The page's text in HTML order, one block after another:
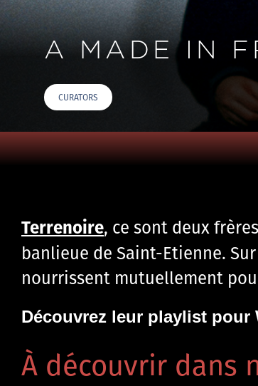
A MADE IN
CURATORS
Terrenoire, ce sont deux
banlieue de Saint-Etienne.
nourrissent mutuellement
Découvrez leur playlist pour
À découvrir dans